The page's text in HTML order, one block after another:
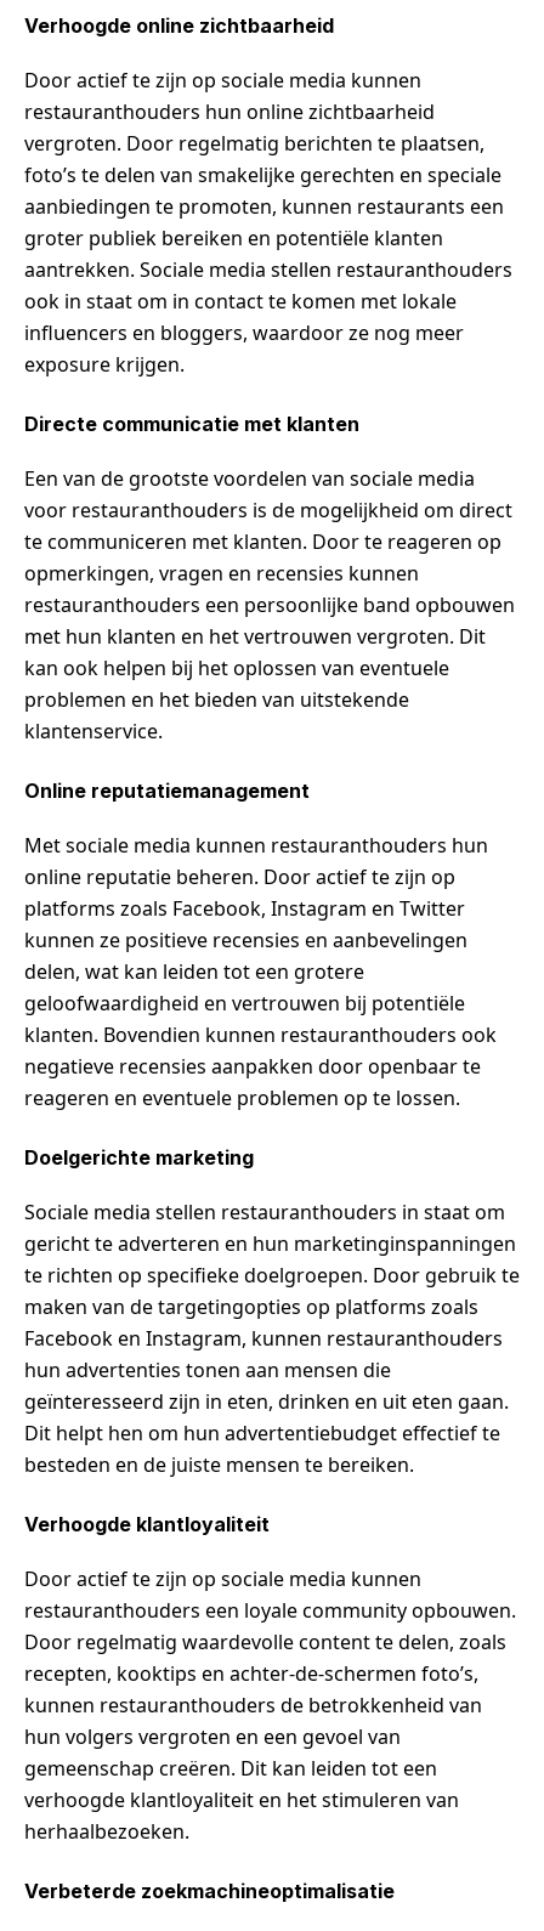
Verhoogde online zichtbaarheid
Door actief te zijn op sociale media kunnen
restauranthouders hun online zichtbaarheid
vergroten. Door regelmatig berichten te plaatsen,
foto’s te delen van smakelijke gerechten en speciale
aanbiedingen te promoten, kunnen restaurants een
groter publiek bereiken en potentiële klanten
aantrekken. Sociale media stellen restauranthouders
ook in staat om in contact te komen met lokale
influencers en bloggers, waardoor ze nog meer
exposure krijgen.
Directe communicatie met klanten
Een van de grootste voordelen van sociale media
voor restauranthouders is de mogelijkheid om direct
te communiceren met klanten. Door te reageren op
opmerkingen, vragen en recensies kunnen
restauranthouders een persoonlijke band opbouwen
met hun klanten en het vertrouwen vergroten. Dit
kan ook helpen bij het oplossen van eventuele
problemen en het bieden van uitstekende
klantenservice.
Online reputatiemanagement
Met sociale media kunnen restauranthouders hun
online reputatie beheren. Door actief te zijn op
platforms zoals Facebook, Instagram en Twitter
kunnen ze positieve recensies en aanbevelingen
delen, wat kan leiden tot een grotere
geloofwaardigheid en vertrouwen bij potentiële
klanten. Bovendien kunnen restauranthouders ook
negatieve recensies aanpakken door openbaar te
reageren en eventuele problemen op te lossen.
Doelgerichte marketing
Sociale media stellen restauranthouders in staat om
gericht te adverteren en hun marketinginspanningen
te richten op specifieke doelgroepen. Door gebruik te
maken van de targetingopties op platforms zoals
Facebook en Instagram, kunnen restauranthouders
hun advertenties tonen aan mensen die
geïnteresseerd zijn in eten, drinken en uit eten gaan.
Dit helpt hen om hun advertentiebudget effectief te
besteden en de juiste mensen te bereiken.
Verhoogde klantloyaliteit
Door actief te zijn op sociale media kunnen
restauranthouders een loyale community opbouwen.
Door regelmatig waardevolle content te delen, zoals
recepten, kooktips en achter-de-schermen foto’s,
kunnen restauranthouders de betrokkenheid van
hun volgers vergroten en een gevoel van
gemeenschap creëren. Dit kan leiden tot een
verhoogde klantloyaliteit en het stimuleren van
herhaalbezoeken.
Verbeterde zoekmachineoptimalisatie